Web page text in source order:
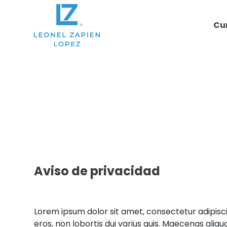
Aviso de privacidad
Lorem ipsum dolor sit amet, consectetur
eros, non lobortis dui varius quis. Maecenas